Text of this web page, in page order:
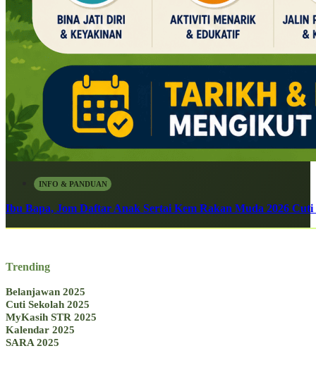
INFO & PANDUAN
Ibu Bapa, Jom Daftar Anak Sertai Kem Rakan Muda 2026
Trending
Belanjawan 2025
Cuti Sekolah 2025
MyKasih STR 2025
Kalendar 2025
SARA 2025